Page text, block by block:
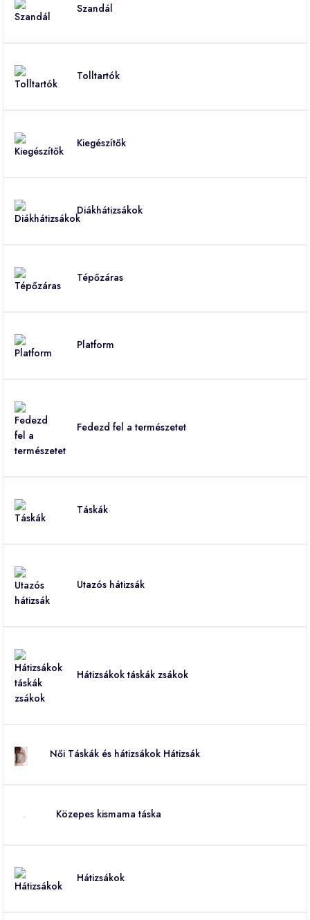
Szandál
Tolltartók
Kiegészítők
Diákhátizsákok
Tépőzáras
Platform
Fedezd fel a természetet
Táskák
Utazós hátizsák
Hátizsákok táskák zsákok
Női Táskák és hátizsákok Hátizsák
Közepes kismama táska
Hátizsákok